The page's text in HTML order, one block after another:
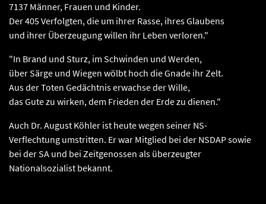
7137 Männer, Frauen und Kinder.
Der 405 Verfolgten, die um ihrer Rasse, ihres Glaubens
und ihrer Überzeugung willen ihr Leben verloren."
"In Brand und Sturz, im Schwinden und Werden,
über Särge und Wiegen wölbt hoch die Gnade ihr Zelt.
Aus der Toten Gedächtnis erwachse der Wille,
das Gute zu wirken, dem Frieden der Erde zu dienen."
Auch Dr. August Köhler ist heute wegen seiner NS-
Verflechtung umstritten. Er war Mitglied bei der NSDAP sowie
bei der SA und bei Zeitgenossen als überzeugter
Nationalsozialist bekannt.